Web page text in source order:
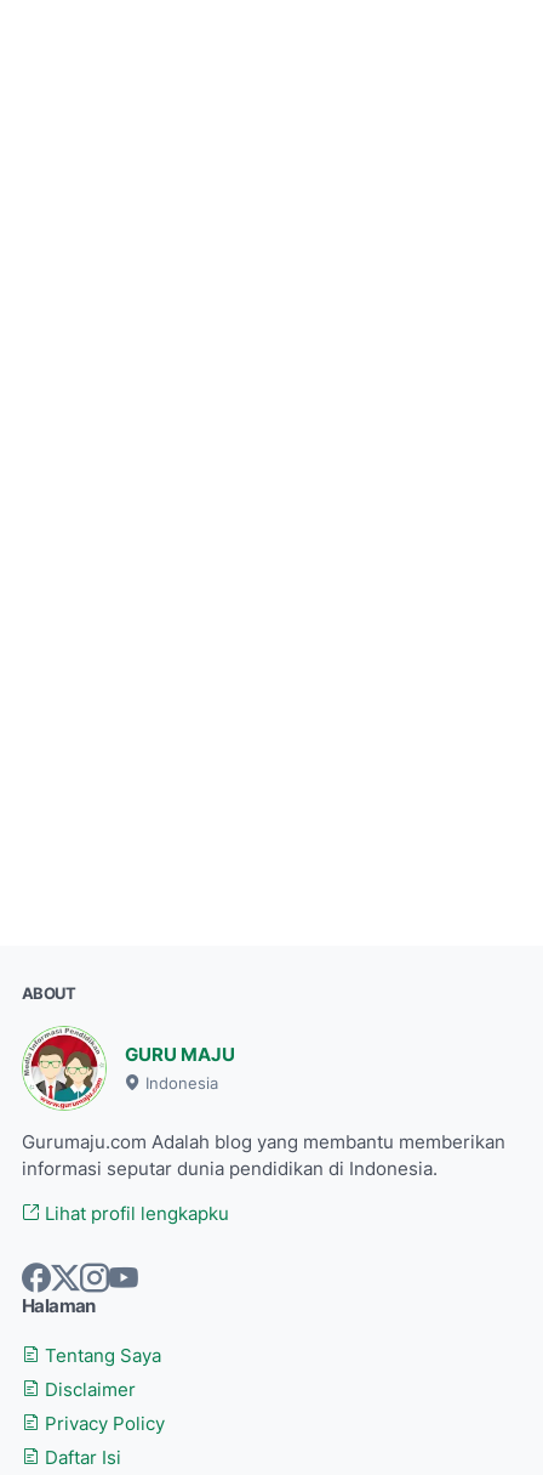
ABOUT
GURU MAJU
Indonesia
Gurumaju.com Adalah blog yang membantu memberikan
informasi seputar dunia pendidikan di Indonesia.
Lihat profil lengkapku
Halaman
Tentang Saya
Disclaimer
Privacy Policy
Daftar Isi